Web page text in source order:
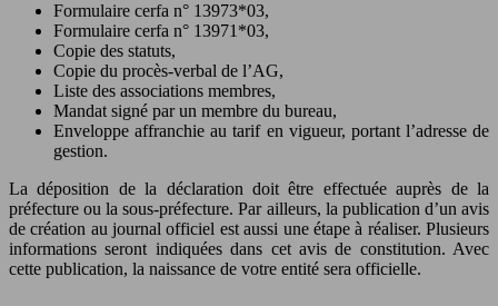
Formulaire cerfa n° 13973*03,
Formulaire cerfa n° 13971*03,
Copie des statuts,
Copie du procès-verbal de l’AG,
Liste des associations membres,
Mandat signé par un membre du bureau,
Enveloppe affranchie au tarif en vigueur, portant l’adresse de
gestion.
La déposition de la déclaration doit être effectuée auprès de la
préfecture ou la sous-préfecture. Par ailleurs, la publication d’un avis
de création au journal officiel est aussi une étape à réaliser. Plusieurs
informations seront indiquées dans cet avis de constitution. Avec
cette publication, la naissance de votre entité sera officielle.